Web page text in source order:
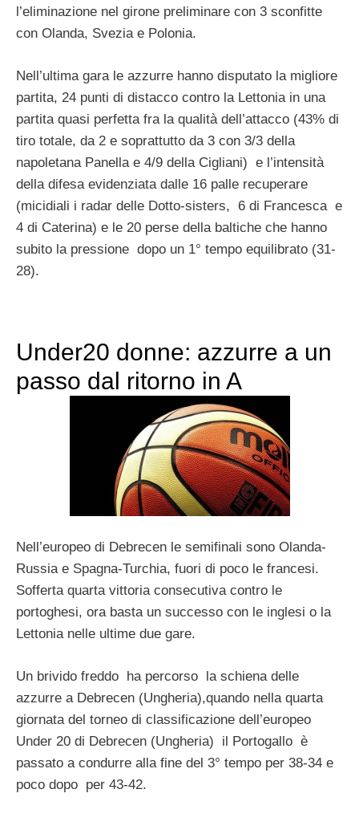
l’eliminazione nel girone preliminare con 3 sconfitte
con Olanda, Svezia e Polonia.
Nell’ultima gara le azzurre hanno disputato la migliore
partita, 24 punti di distacco contro la Lettonia in una
partita quasi perfetta fra la qualità dell’attacco (43% di
tiro totale, da 2 e soprattutto da 3 con 3/3 della
napoletana Panella e 4/9 della Cigliani) e l’intensità
della difesa evidenziata dalle 16 palle recuperare
(micidiali i radar delle Dotto-sisters, 6 di Francesca e
4 di Caterina) e le 20 perse della baltiche che hanno
subito la pressione dopo un 1° tempo equilibrato (31-
28).
Under20 donne: azzurre a un
passo dal ritorno in A
Nell’europeo di Debrecen le semifinali sono Olanda-
Russia e Spagna-Turchia, fuori di poco le francesi.
Sofferta quarta vittoria consecutiva contro le
portoghesi, ora basta un successo con le inglesi o la
Lettonia nelle ultime due gare.
Un brivido freddo ha percorso la schiena delle
azzurre a Debrecen (Ungheria),quando nella quarta
giornata del torneo di classificazione dell’europeo
Under 20 di Debrecen (Ungheria) il Portogallo è
passato a condurre alla fine del 3° tempo per 38-34 e
poco dopo per 43-42.